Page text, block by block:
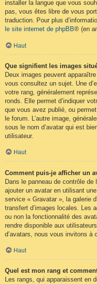
installer la langue que vous
pas, vous êtes libre de vous
traduction. Pour plus
le site internet de phpBB® (en
Haut
Que signifient les images
Deux images peuvent
vous consultez un sujet. Une
votre rang, généralement
ronds. Elle permet d’indiquer
que vous avez publié, ou
le forum. L’autre image,
sous le nom d’avatar qui est
utilisateur.
Haut
Comment puis-je afficher un
Dans le panneau de contrôle
ajouter un avatar en utilisant
service « Gravatar », la galerie
transfert d’images locales. Les
ou non la fonctionnalité des
rendre disponible aux
d’avatars, nous vous invitons à
Haut
Quel est mon rang et
Les rangs, qui apparaissent en